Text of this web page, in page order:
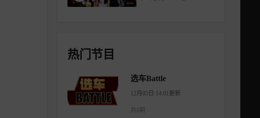
热门节目
选车Battle
12月05日 14:01更新
共8期